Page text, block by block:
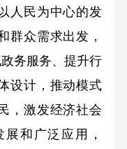
人民为中心的发
群众需求出发，
务服务、提升行
设计，推动模式
，激发经济社会
和广泛应用，